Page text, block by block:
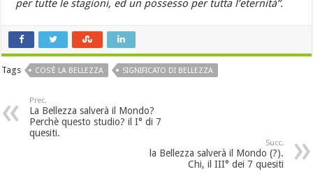
per tutte le stagioni, ed un possesso per tutta l’eternità”.
Tags COS'È LA BELLEZZA SIGNIFICATO DI BELLEZZA
Prec.
La Bellezza salverà il Mondo?
Perchè questo studio? il I° di 7
quesiti.
Succ.
la Bellezza salverà il Mondo (?).
Chi, il III° dei 7 quesiti